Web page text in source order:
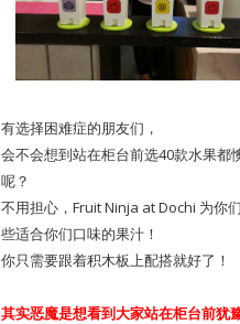
有选择困难症的朋友们，
会不会想到站在柜台前选40款水果都
呢？
不用担心，Fruit Ninja at Dochi 为你
些适合你们口味的果汁！
你只需要跟着积木板上配搭就好了！
其实恶魔是想看到大家站在柜台前犹